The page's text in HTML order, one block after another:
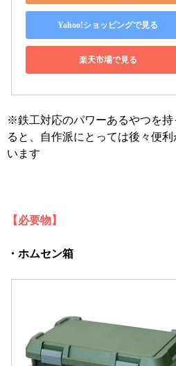
Yahoo!ショッピングで見る
楽天市場で見る
※鉄工対応のパワーあるやつを持
ると、自作派にとっては後々便利
います
【必要物】
・ホムセン箱